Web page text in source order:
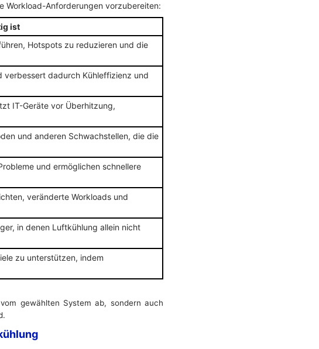
Workload-Anforderungen vorzubereiten:
ist
Hotspots zu reduzieren und die
verbessert dadurch Kühleffizienz und
IT-Geräte vor Überhitzung,
und anderen Schwachstellen, die die
und ermöglichen schnellere
veränderte Workloads und
in denen Luftkühlung allein nicht
zu unterstützen, indem
gewählten System ab, sondern auch